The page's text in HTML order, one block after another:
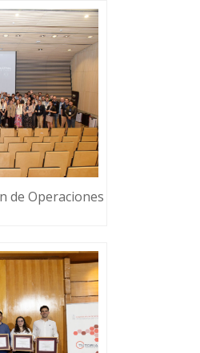
de Operaciones